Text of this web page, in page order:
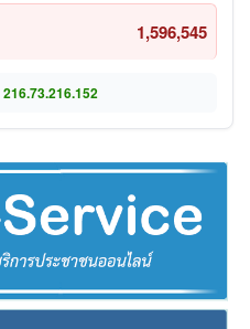
1,596,545
216.73.216.152